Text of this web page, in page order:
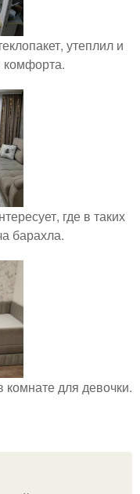
утеплил и
комфорта.
где в таких
барахла.
для девочки.